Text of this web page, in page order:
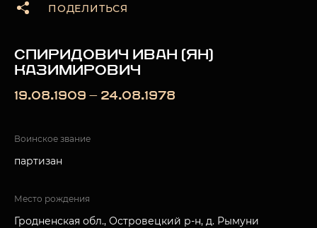
ПОДЕЛИТЬСЯ
СПИРИДОВИЧ ИВАН (ЯН)
КАЗИМИРОВИЧ
19.08.1909 — 24.08.1978
Воинское звание
партизан
Место рождения
Гродненская обл., Островецкий р-н, д. Рымуни